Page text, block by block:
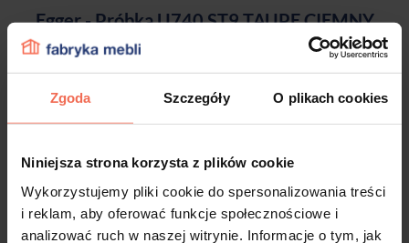
Zgoda Szczegóły O plikach cookies
Niniejsza strona korzysta z plików cookie
Wykorzystujemy pliki cookie do spersonalizowania treści
i reklam, aby oferować funkcje społecznościowe i
analizować ruch w naszej witrynie. Informacje o tym, jak
Egger - Próbka U740 ST9 TAUPE CIEMNY